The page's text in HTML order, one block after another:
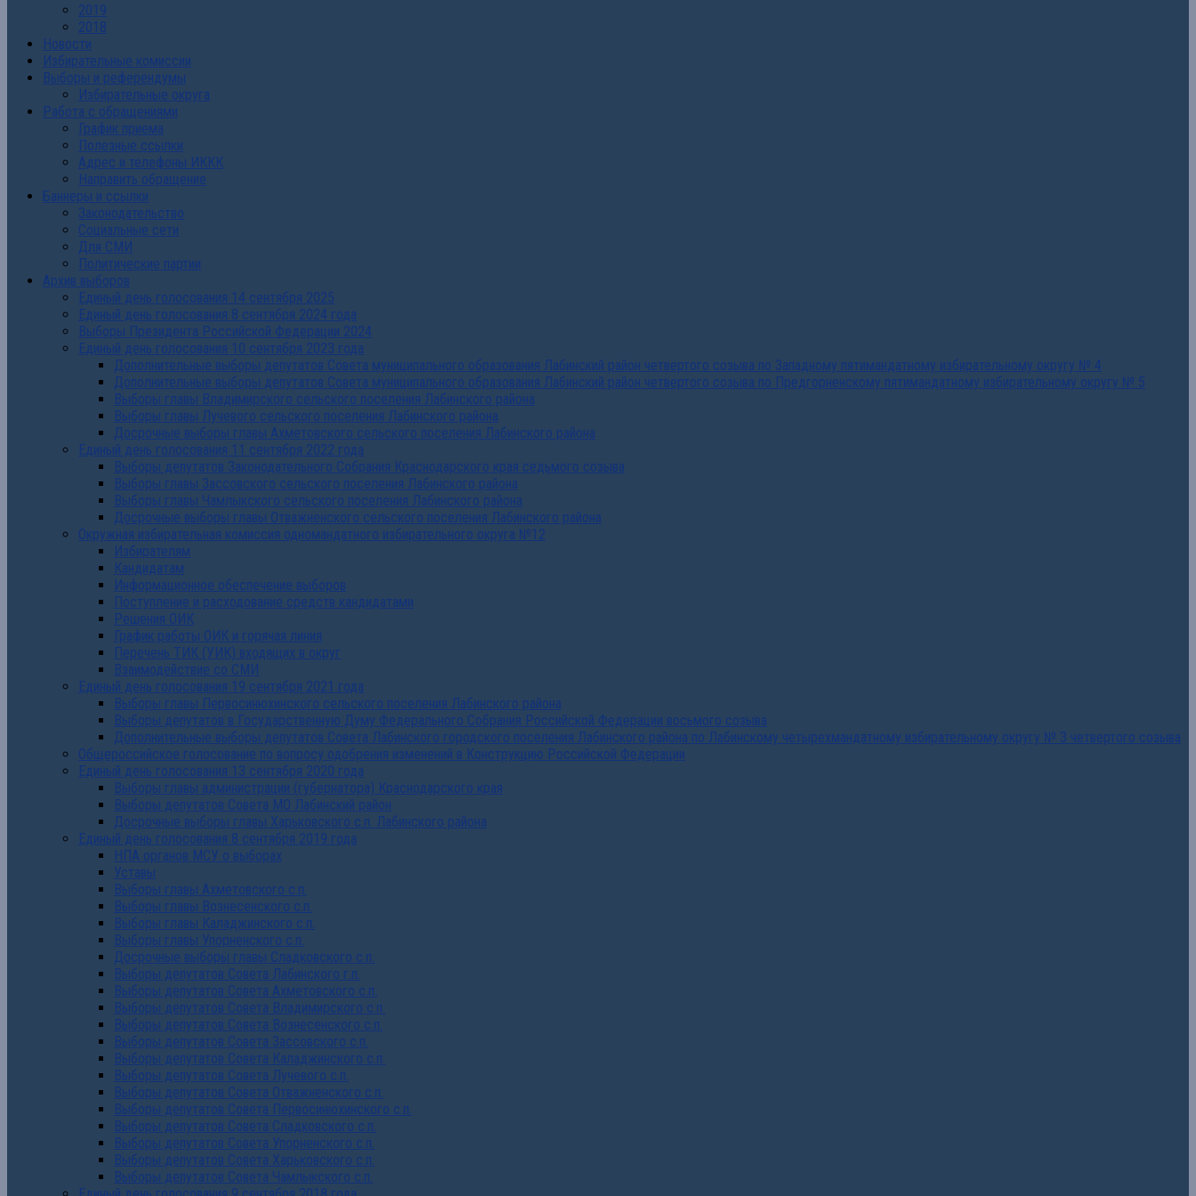
2019
2018
Новости
Избирательные комиссии
Выборы и референдумы
Избирательные округа
Работа с обращениями
График приема
Полезные ссылки
Адрес и телефоны ИККК
Направить обращение
Баннеры и ссылки
Законодательство
Социальные сети
Для СМИ
Политические партии
Архив выборов
Единый день голосования 14 сентября 2025
Единый день голосования 8 сентября 2024 года
Выборы Президента Российской Федерации 2024
Единый день голосования 10 сентября 2023 года
Дополнительные выборы депутатов Совета муниципального образования Лабинский район четвертого созыва по Западному пятимандатному избирательному округу № 4
Дополнительные выборы депутатов Совета муниципального образования Лабинский район четвертого созыва по Предгорненскому пятимандатному избирательному округу № 5
Выборы главы Владимирского сельского поселения Лабинского района
Выборы главы Лучевого сельского поселения Лабинского района
Досрочные выборы главы Ахметовского сельского поселения Лабинского района
Единый день голосования 11 сентября 2022 года
Выборы депутатов Законодательного Собрания Краснодарского края седьмого созыва
Выборы главы Зассовского сельского поселения Лабинского района
Выборы главы Чамлыкского сельского поселения Лабинского района
Досрочные выборы главы Отважненского сельского поселения Лабинского района
Окружная избирательная комиссия одномандатного избирательного округа №12
Избирателям
Кандидатам
Информационное обеспечение выборов
Поступление и расходование средств кандидатами
Решения ОИК
График работы ОИК и горячая линия
Перечень ТИК (УИК) входящих в округ
Взаимодействие со СМИ
Единый день голосования 19 сентября 2021 года
Выборы главы Первосинюхинского сельского поселения Лабинского района
Выборы депутатов в Государственную Думу Федерального Собрания Российской Федерации восьмого созыва
Дополнительные выборы депутатов Совета Лабинского городского поселения Лабинского района по Лабинскому четырехмандатному избирательному округу № 3 четвертого созыва
Общероссийское голосование по вопросу одобрения изменений в Конструкцию Российской Федерации
Единый день голосования 13 сентября 2020 года
Выборы главы администрации (губернатора) Краснодарского края
Выборы депутатов Совета МО Лабинский район
Досрочные выборы главы Харьковского с.п. Лабинского района
Единый день голосования 8 сентября 2019 года
НПА органов МСУ о выборах
Уставы
Выборы главы Ахметовского с.п.
Выборы главы Вознесенского с.п.
Выборы главы Каладжинского с.п.
Выборы главы Упорненского с.п.
Досрочные выборы главы Сладковского с.п.
Выборы депутатов Совета Лабинского г.п.
Выборы депутатов Совета Ахметовского с.п.
Выборы депутатов Совета Владимирского с.п.
Выборы депутатов Совета Вознесенского с.п.
Выборы депутатов Совета Зассовского с.п.
Выборы депутатов Совета Каладжинского с.п.
Выборы депутатов Совета Лучевого с.п.
Выборы депутатов Совета Отважненского с.п.
Выборы депутатов Совета Первосинюхинского с.п.
Выборы депутатов Совета Сладковского с.п.
Выборы депутатов Совета Упорненского с.п.
Выборы депутатов Совета Харьковского с.п.
Выборы депутатов Совета Чамлыкского с.п.